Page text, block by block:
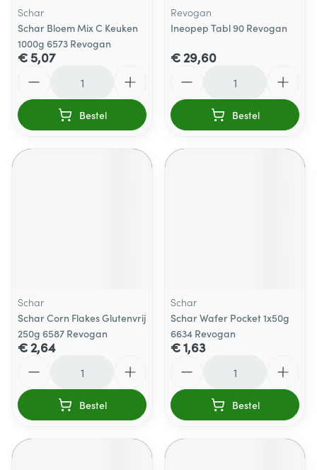
Schar
Schar Bloem Mix C Keuken
1000g 6573 Revogan
€ 5,07
Bestel
Revogan
Ineopep Tabl 90 Revogan
€ 29,60
Bestel
Schar
Schar Corn Flakes Glutenvrij
250g 6587 Revogan
€ 2,64
Bestel
Schar
Schar Wafer Pocket 1x50g
6634 Revogan
€ 1,63
Bestel